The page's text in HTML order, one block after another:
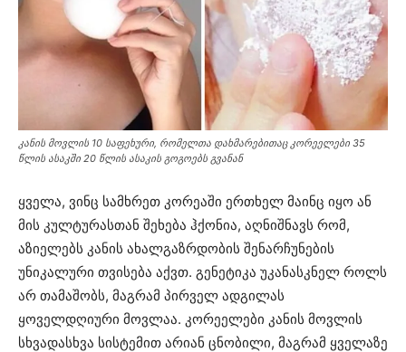
კანის მოვლის 10 საფეხური, რომელთა დახმარებითაც კორეელები 35
წლის ასაკში 20 წლის ასაკის გოგოებს გვანან
ყველა, ვინც სამხრეთ კორეაში ერთხელ მაინც იყო ან
მის კულტურასთან შეხება ჰქონია, აღნიშნავს რომ,
აზიელებს კანის ახალგაზრდობის შენარჩუნების
უნიკალური თვისება აქვთ. გენეტიკა უკანასკნელ როლს
არ თამაშობს, მაგრამ პირველ ადგილას
ყოველდღიური მოვლაა. კორეელები კანის მოვლის
სხვადასხვა სისტემით არიან ცნობილი, მაგრამ ყველაზე